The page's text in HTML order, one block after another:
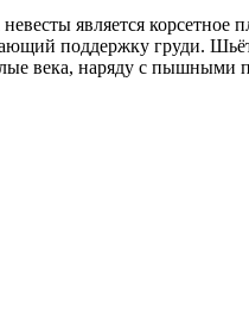
является
поддержку груди.
века, наряду с пышными